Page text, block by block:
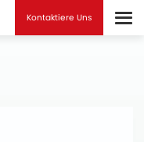
Kontaktiere Uns